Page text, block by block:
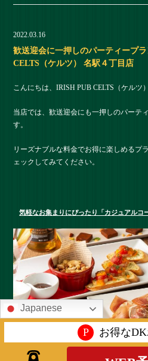
2022.03.16
歓送迎会に一押しのパーティープ
CELTS（ケルツ） 名駅４丁目店
こんにちは、IRISH PUB CELTS（ケルツ
当店では、歓送迎会にも一押しのパーテ
す。
リーズナブルな料金でお得に楽しめるプ
ェックしてみてください。
気軽なお集まりにぴったり「カジュアルコ
Japanese
P お得な